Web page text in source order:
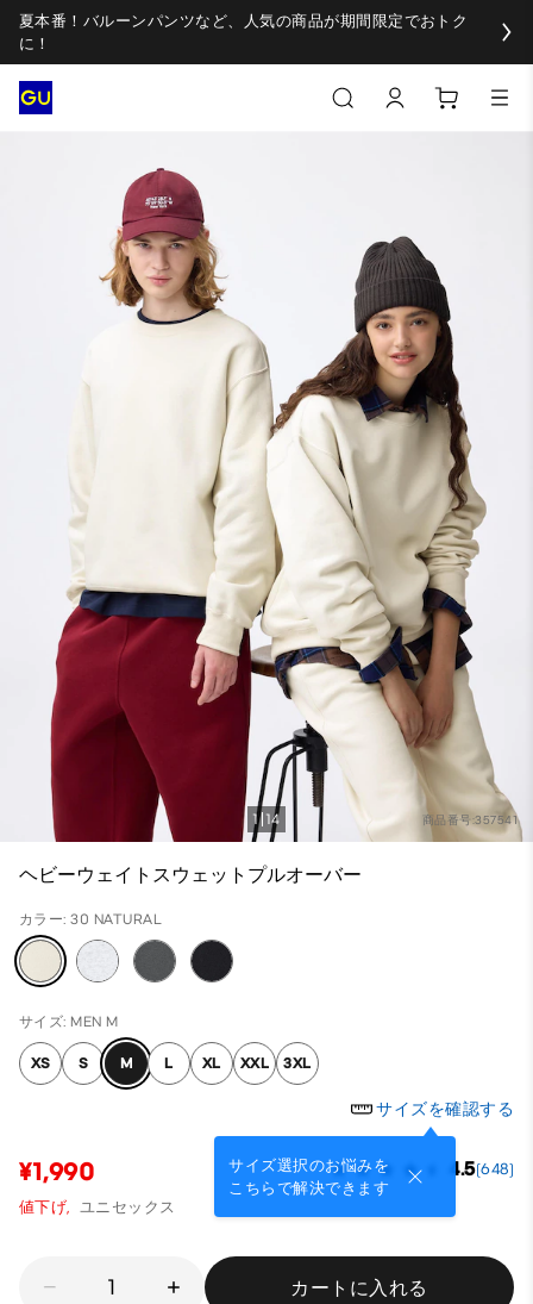
夏本番！バルーンパンツなど、人気の商品が期間限定でおトク
に！
商品番号:357541
1 14
ヘビーウェイトスウェットプルオーバー
カラー: 30 NATURAL
サイズ: MEN M
XS S M L XL XXL 3XL
サイズを確認する
サイズ選択のお悩みを
こちらで解決できます
¥1,990 4.5(648)
値下げ, ユニセックス
1 カートに入れる